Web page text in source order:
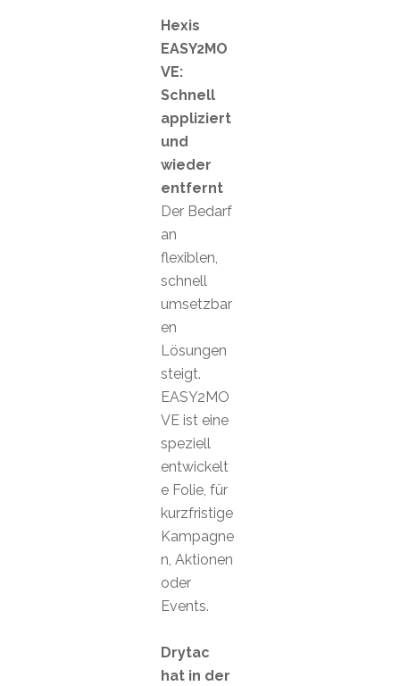
Hexis
EASY2MO
VE:
Schnell
appliziert
und
wieder
entfernt
Der Bedarf
an
flexiblen,
schnell
umsetzbar
en
Lösungen
steigt.
EASY2MO
VE ist eine
speziell
entwickelt
e Folie, für
kurzfristige
Kampagne
n, Aktionen
oder
Events.
Drytac
hat in der